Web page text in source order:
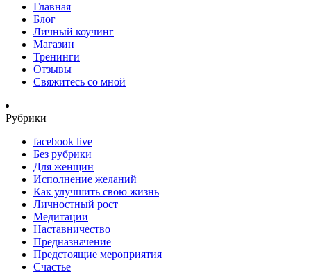
Главная
Блог
Личный коучинг
Магазин
Тренинги
Отзывы
Свяжитесь со мной
Рубрики
facebook live
Без рубрики
Для женщин
Исполнение желаний
Как улучшить свою жизнь
Личностный рост
Медитации
Наставничество
Предназначение
Предстоящие мероприятия
Счастье